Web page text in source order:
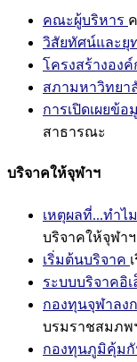
คณะผู้บริหาร
วิสัยทัศน์และยุ
โครงสร้างองค์
สภามหาวิทยา
การเปิดเผยข้
สาธารณะ
บริจาคให้จุฬาฯ
เหตุผลที่...ทำไ
บริจาคให้จุฬาฯ
เริ่มต้นบริจาค
ระบบบริจาคอิ
กองทุนจุฬาลง
บรมราชสมภพ
กองทุนภูมิคุ้มกั